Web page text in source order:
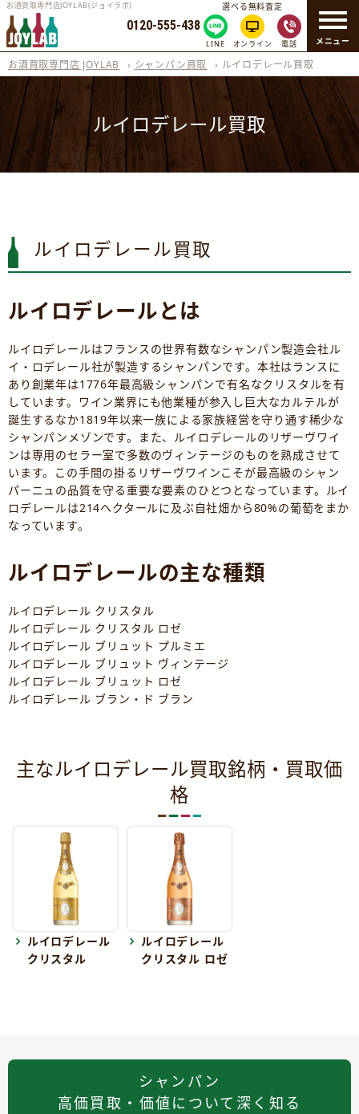
メニュー
お酒買取専門店JOYLAB(ジョイラボ)
0120-555-438
選べる無料査定
LINE オンライン 電話
お酒買取専門店 JOYLAB › シャンパン買取 › ルイロデレール買取
ルイロデレール買取
ルイロデレール買取
ルイロデレールとは
ルイロデレールはフランスの世界有数なシャンパン製造会社ル
イ・ロデレール社が製造するシャンパンです。本社はランスに
あり創業年は1776年最高級シャンパンで有名なクリスタルを有
しています。ワイン業界にも他業種が参入し巨大なカルテルが
誕生するなか1819年以来一族による家族経営を守り通す稀少な
シャンパンメゾンです。また、ルイロデレールのリザーヴワイ
ンは専用のセラー室で多数のヴィンテージのものを熟成させて
います。この手間の掛るリザーヴワインこそが最高級のシャン
パーニュの品質を守る重要な要素のひとつとなっています。ルイ
ロデレールは214ヘクタールに及ぶ自社畑から80%の葡萄をまか
なっています。
ルイロデレールの主な種類
ルイロデレール クリスタル
ルイロデレール クリスタル ロゼ
ルイロデレール ブリュット プルミエ
ルイロデレール ブリュット ヴィンテージ
ルイロデレール ブリュット ロゼ
ルイロデレール ブラン・ド ブラン
主なルイロデレール買取銘柄・買取価
格
ルイロデレール
クリスタル
ルイロデレール
クリスタル ロゼ
シャンパン
高価買取・価値について深く知る